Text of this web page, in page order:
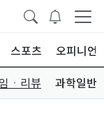
스포츠 오피니언
ㆍ리뷰 과학일반